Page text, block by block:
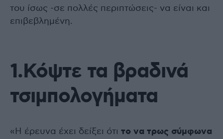
του ίσως -σε πολλές περιπτώσεις- να είναι και
επιβεβλημένη.
1.Κόψτε τα βραδινά
τσιμπολογήματα
«Η έρευνα έχει δείξει ότι το να τρως σύμφωνα